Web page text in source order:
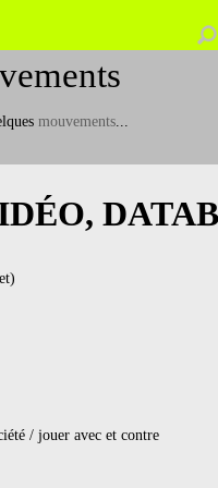
mouvements...
/ jouer avec et contre